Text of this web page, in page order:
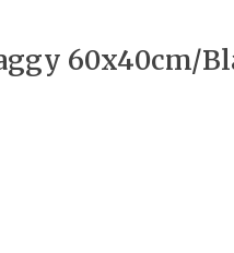
60x40cm/